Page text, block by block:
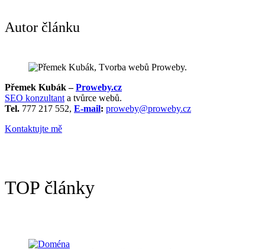
Autor článku
Přemek Kubák –Proweby.cz
SEO konzultant a tvůrce webů.
Tel. 777 217 552, E-mail: proweby@proweby.cz
Kontaktujte mě
TOP články